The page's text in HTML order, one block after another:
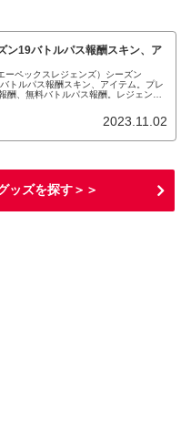
ン19バトルパス報酬スキン、ア
ペックスレジェンズ）シーズン
トルパス報酬スキン、アイテム。プレ
酬、無料バトルパス報酬。レジェンダ
2023.11.02
ッズを探す＞＞